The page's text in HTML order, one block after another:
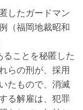
したガードマン
（福岡地裁昭和
ことを秘匿した
らの刑が、採用
たもので、消滅
る解雇は、犯罪